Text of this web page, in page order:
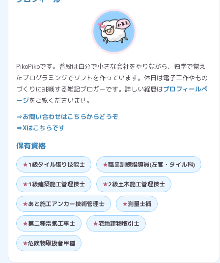
PikoPikoです。普段は自分で小さな会社をやりながら、独学で覚え
たプログラミングでソフトを作っています。休日は電子工作やもの
づくりに挑戦する雑記ブロガーです。詳しい経歴はプロフィールペ
ージをご覧くださいませ。
⇒お問い合わせはこちらからどうぞ
⇒Xはこちらです
保有資格
1級タイル張り技能士 職業訓練指導員(左官・タイル科)
1級建築施工管理技士 2級土木施工管理技士
あと施工アンカー技術管理士 測量士補
第二種電気工事士 宅地建物取引士
危険物取扱者甲種